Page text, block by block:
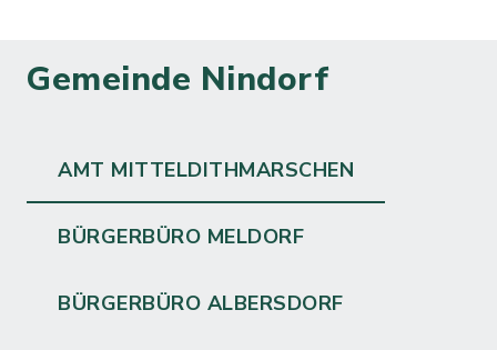
Gemeinde Nindorf
AMT MITTELDITHMARSCHEN
BÜRGERBÜRO MELDORF
BÜRGERBÜRO ALBERSDORF